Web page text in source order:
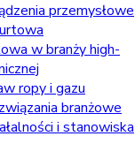
przemysłowe
w branży high-
ropy i gazu
branżowe
i stanowiska